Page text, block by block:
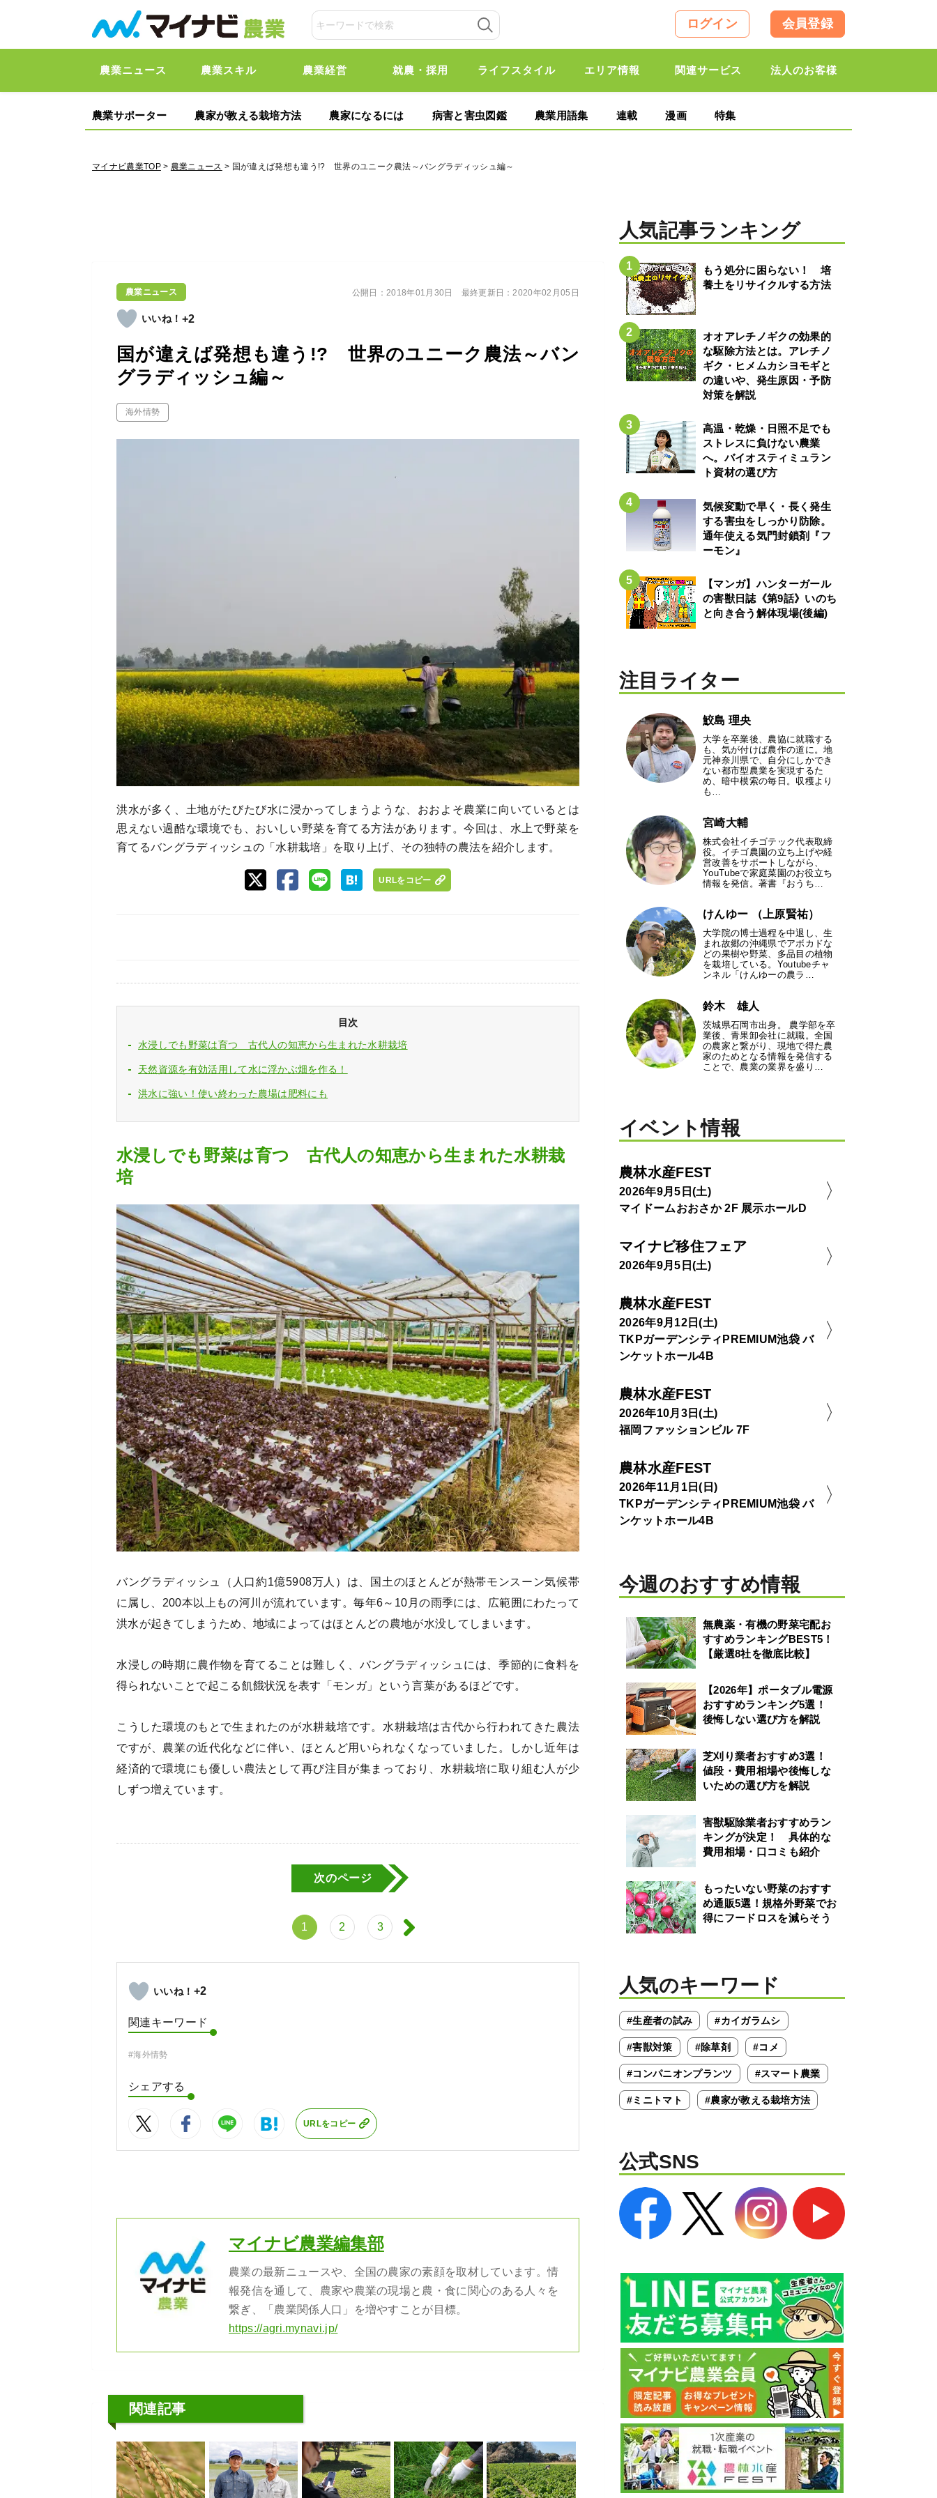
ログイン 会員登録
農業ニュース 農業スキル 農業経営 就農・採用 ライフスタイル エリア情報 関連サービス 法人のお客様
農業サポーター 農家が教える栽培方法 農家になるには 病害と害虫図鑑 農業用語集 連載 漫画 特集
マイナビ農業TOP> 農業ニュース > 国が違えば発想も違う!? 世界のユニーク農法～バングラディッシュ編～
農業ニュース
+2
国が違えば発想も違う!? 世界のユニーク農法～バン
グラディッシュ編～
海外情勢
公開日：2018年01月30日 最終更新日：2020年02月05日
洪水が多く、土地がたびたび水に浸かってしまうような、おおよそ農業に向いているとは
思えない過酷な環境でも、おいしい野菜を育てる方法があります。今回は、水上で野菜を
育てるバングラディッシュの「水耕栽培」を取り上げ、その独特の農法を紹介します。
URLをコピー
目次
水浸しでも野菜は育つ 古代人の知恵から生まれた水耕栽培
天然資源を有効活用して水に浮かぶ畑を作る！
洪水に強い！使い終わった農場は肥料にも
水浸しでも野菜は育つ 古代人の知恵から生まれた水耕栽
培
バングラディッシュ（人口約1億5908万人）は、国土のほとんどが熱帯モンスーン気候帯
に属し、200本以上もの河川が流れています。毎年6～10月の雨季には、広範囲にわたって
洪水が起きてしまうため、地域によってはほとんどの農地が水没してしまいます。
水浸しの時期に農作物を育てることは難しく、バングラディッシュには、季節的に食料を
得られないことで起こる飢餓状況を表す「モンガ」という言葉があるほどです。
こうした環境のもとで生まれたのが水耕栽培です。水耕栽培は古代から行われてきた農法
ですが、農業の近代化などに伴い、ほとんど用いられなくなっていました。しかし近年は
経済的で環境にも優しい農法として再び注目が集まっており、水耕栽培に取り組む人が少
しずつ増えています。
次のページ
1 2 3
+2
関連キーワード
#海外情勢
シェアする
URLをコピー
マイナビ農業編集部
農業の最新ニュースや、全国の農家の素顔を取材しています。情
報発信を通して、農家や農業の現場と農・食に関心のある人々を
繋ぎ、「農業関係人口」を増やすことが目標。
https://agri.mynavi.jp/
関連記事
人気記事ランキング
もう処分に困らない！ 培
養土をリサイクルする方法
オオアレチノギクの効果的
な駆除方法とは。アレチノ
ギク・ヒメムカシヨモギと
の違いや、発生原因・予防
対策を解説
高温・乾燥・日照不足でも
ストレスに負けない農業
へ。バイオスティミュラン
ト資材の選び方
気候変動で早く・長く発生
する害虫をしっかり防除。
通年使える気門封鎖剤『フ
ーモン』
【マンガ】ハンターガール
の害獣日誌《第9話》いのち
と向き合う解体現場(後編)
注目ライター
鮫島 理央
大学を卒業後、農協に就職する
も、気が付けば農作の道に。地
元神奈川県で、自分にしかでき
ない都市型農業を実現するた
め、暗中模索の毎日。収穫より
も…
宮崎大輔
株式会社イチゴテック代表取締
役。イチゴ農園の立ち上げや経
営改善をサポートしながら、
YouTubeで家庭菜園のお役立ち
情報を発信。著書『おうち…
けんゆー （上原賢祐）
大学院の博士過程を中退し、生
まれ故郷の沖縄県でアボカドな
どの果樹や野菜、多品目の植物
を栽培している。Youtubeチャ
ンネル「けんゆーの農ラ…
鈴木 雄人
茨城県石岡市出身。 農学部を卒
業後、青果卸会社に就職。全国
の農家と繋がり、現地で得た農
家のためとなる情報を発信する
ことで、農業の業界を盛り…
イベント情報
農林水産FEST
2026年9月5日(土)
マイドームおおさか 2F 展示ホールD
マイナビ移住フェア
2026年9月5日(土)
農林水産FEST
2026年9月12日(土)
TKPガーデンシティPREMIUM池袋 バ
ンケットホール4B
農林水産FEST
2026年10月3日(土)
福岡ファッションビル 7F
農林水産FEST
2026年11月1日(日)
TKPガーデンシティPREMIUM池袋 バ
ンケットホール4B
今週のおすすめ情報
無農薬・有機の野菜宅配お
すすめランキングBEST5！
【厳選8社を徹底比較】
【2026年】ポータブル電源
おすすめランキング5選！
後悔しない選び方を解説
芝刈り業者おすすめ3選！
値段・費用相場や後悔しな
いための選び方を解説
害獣駆除業者おすすめラン
キングが決定！ 具体的な
費用相場・口コミも紹介
もったいない野菜のおすす
め通販5選！規格外野菜でお
得にフードロスを減らそう
人気のキーワード
#生産者の試み #カイガラムシ
#害獣対策 #除草剤 #コメ
#コンパニオンプランツ #スマート農業
#ミニトマト #農家が教える栽培方法
公式SNS